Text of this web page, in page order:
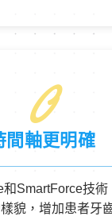
0
間軸更明確
SmartForce技術
貌，增加患者牙